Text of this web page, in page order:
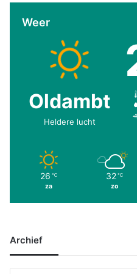
Weer
Oldambt
Heldere lucht
26 ℃
za
32 ℃
zo
Archief